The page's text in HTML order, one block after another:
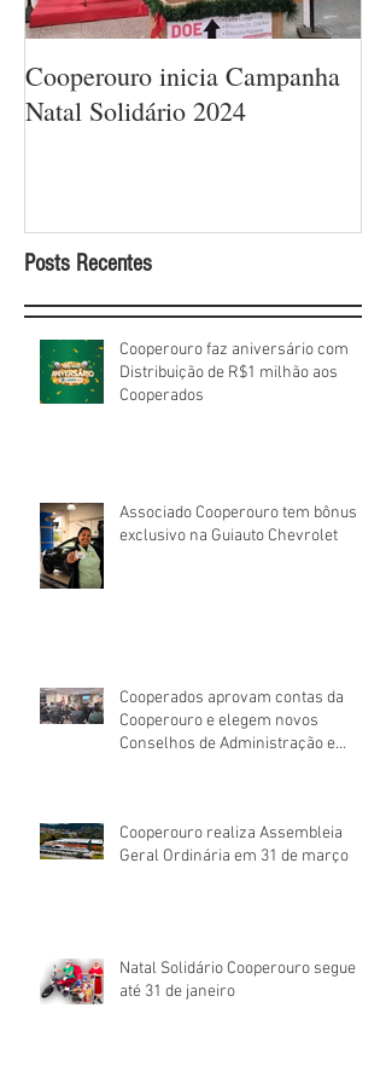
Cooperouro inicia Campanha
Natal Solidário 2024
Posts Recentes
Cooperouro faz aniversário com
Distribuição de R$1 milhão aos
Cooperados
Associado Cooperouro tem bônus
exclusivo na Guiauto Chevrolet
Cooperados aprovam contas da
Cooperouro e elegem novos
Conselhos de Administração e
Cooperouro realiza Assembleia
Geral Ordinária em 31 de março
Natal Solidário Cooperouro segue
até 31 de janeiro